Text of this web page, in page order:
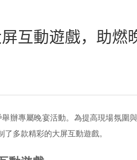
互動遊戲，助燃
辦專屬晚宴活動。為提高現場氛圍
多款精彩的大屏互動遊戲。